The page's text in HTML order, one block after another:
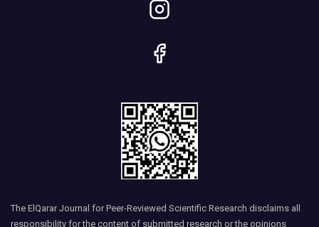
The ElQarar Journal for Peer-Reviewed Scientific Research disclaims all
responsibility for the content of submitted research or the opinions